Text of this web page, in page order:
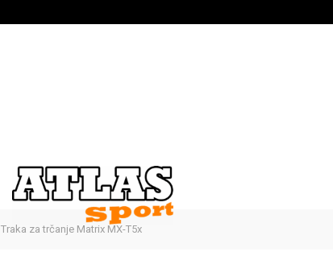
Traka za trčanje Matrix MX-T5x